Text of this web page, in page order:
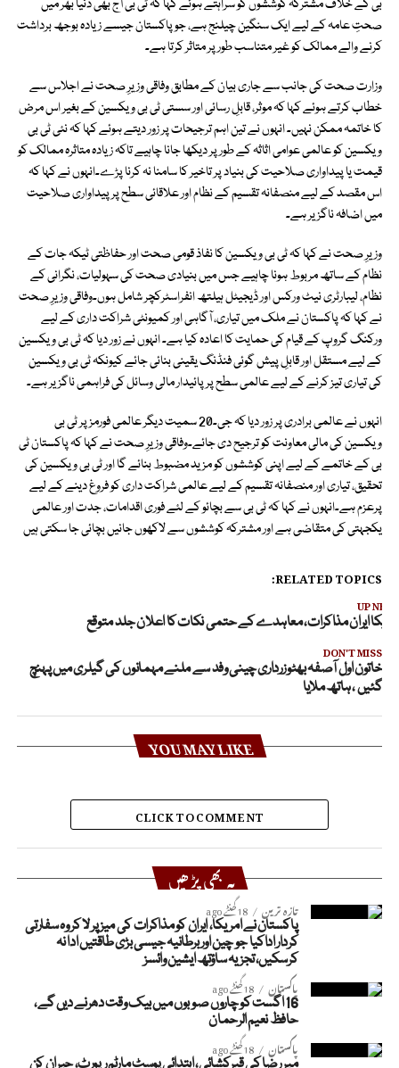
بی کے خلاف مشترکہ کوششوں کو سراہتے ہوئے کہا کہ ٹی بی آج بھی دنیا بھر میں
صحتِ عامہ کے لیے ایک سنگین چیلنج ہے، جو پاکستان جیسے زیادہ بوجھ برداشت
کرنے والے ممالک کو غیر متناسب طور پر متاثر کرتا ہے۔
وزارت صحت کی جانب سے جاری بیان کے مطابق وفاقی وزیرِ صحت نے اجلاس سے
خطاب کرتے ہوئے کہا کہ موثر، قابلِ رسائی اور سستی ٹی بی ویکسین کے بغیر اس مرض
کا خاتمہ ممکن نہیں۔ انہوں نے تین اہم ترجیحات پر زور دیتے ہوئے کہا کہ نئی ٹی بی
ویکسین کو عالمی عوامی اثاثہ کے طور پر دیکھا جانا چاہیے تاکہ زیادہ متاثرہ ممالک کو
قیمت یا پیداواری صلاحیت کی بنیاد پر تاخیر کا سامنا نہ کرنا پڑے۔انہوں نے کہا کہ
اس مقصد کے لیے منصفانہ تقسیم کے نظام اور علاقائی سطح پر پیداواری صلاحیت
میں اضافہ ناگزیر ہے۔
وزیرِ صحت نے کہا کہ ٹی بی ویکسین کا نفاذ قومی صحت اور حفاظتی ٹیکہ جات کے
نظام کے ساتھ مربوط ہونا چاہیے جس میں بنیادی صحت کی سہولیات، نگرانی کے
نظام، لیبارٹری نیٹ ورکس اور ڈیجیٹل ہیلتھ انفراسٹرکچر شامل ہوں۔وفاقی وزیرِ صحت
نے کہا کہ پاکستان نے ملک میں تیاری، آگاہی اور کمیونٹی شراکت داری کے لیے
ورکنگ گروپ کے قیام کی حمایت کا اعادہ کیا ہے۔ انہوں نے زور دیا کہ ٹی بی ویکسین
کے لیے مستقل اور قابلِ پیش گوئی فنڈنگ یقینی بنائی جائے کیونکہ ٹی بی ویکسین
کی تیاری تیز کرنے کے لیے عالمی سطح پر پائیدار مالی وسائل کی فراہمی ناگزیر ہے۔
انہوں نے عالمی برادری پر زور دیا کہ جی۔20 سمیت دیگر عالمی فورمز پر ٹی بی
ویکسین کی مالی معاونت کو ترجیح دی جائے۔وفاقی وزیرِ صحت نے کہا کہ پاکستان ٹی
بی کے خاتمے کے لیے اپنی کوششوں کو مزید مضبوط بنائے گا اور ٹی بی ویکسین کی
تحقیق، تیاری اور منصفانہ تقسیم کے لیے عالمی شراکت داری کو فروغ دینے کے لیے
پرعزم ہے۔انہوں نے کہا کہ ٹی بی سے بچائو کے لئے فوری اقدامات، جدت اور عالمی
یکجہتی کی متقاضی ہے اور مشترکہ کوششوں سے لاکھوں جانیں بچائی جا سکتی ہیں
RELATED TOPICS:
UP
ایران مذاکرات، معاہدے کے حتمی نکات کا اعلان جلد متوقع
DON'T MISS
خاتون اول آصفہ بھٹو زرداری چینی وفد سے ملنے مہمانوں کی گیلری میں پہنچ
گئیں ، ہاتھ ملایا
YOU MAY LIKE
CLICK TO COMMENT
یہ بھی پڑھیں
تازہ ترین 18 گھنٹے ago
پاکستان نے امریکا، ایران کو مذاکرات کی میز پر لا کر وہ سفارتی
کردار اداکیا جو چین اور برطانیہ جیسی بڑی طاقتیں ادا نہ
کرسکیں، تجزیہ ساؤتھ ایشین وائسز
پاکستان 18 گھنٹے ago
16 اگست کو چاروں صوبوں میں بیک وقت دھرنے دیں گے،
حافظ نعیم الرحمان
پاکستان 18 گھنٹے ago